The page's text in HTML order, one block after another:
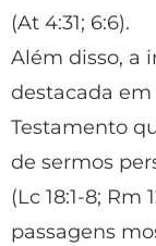
(At 4:31; 6:6).
Além disso, a
destacada em
Testamento
de sermos
(Lc 18:1-8; Rm
passagens